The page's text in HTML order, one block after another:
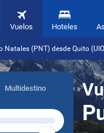
Vuelos Hoteles
Natales (PNT) desde Quito
Multidestino